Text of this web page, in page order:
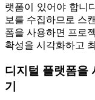
랫폼이 있어야 합니
보를 수집하므로 스
폼을 사용하면 프로
확성을 시각화하고
디지털 플랫폼을
기